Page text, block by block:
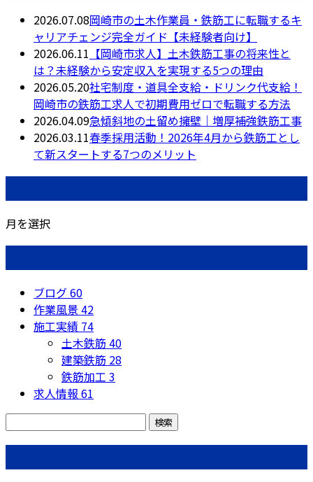
2026.07.08岡崎市の土木作業員・鉄筋工に転職するキ
ャリアチェンジ完全ガイド【未経験者向け】
2026.06.11 【岡崎市求人】土木鉄筋工事の将来性と
は？未経験から安定収入を実現する5つの理由
2026.05.20社宅制度・道具全支給・ドリンク代支給！
岡崎市の鉄筋工求人で初期費用ゼロで転職する方法
2026.04.09急傾斜地の土留め擁壁｜増厚補強鉄筋工事
2026.03.11春季採用活動！2026年4月から鉄筋工とし
て新スタートする7つのメリット
月を選択
ブログ60
作業風景42
施工実績 74
土木鉄筋 40
建築鉄筋 28
鉄筋加工 3
求人情報 61